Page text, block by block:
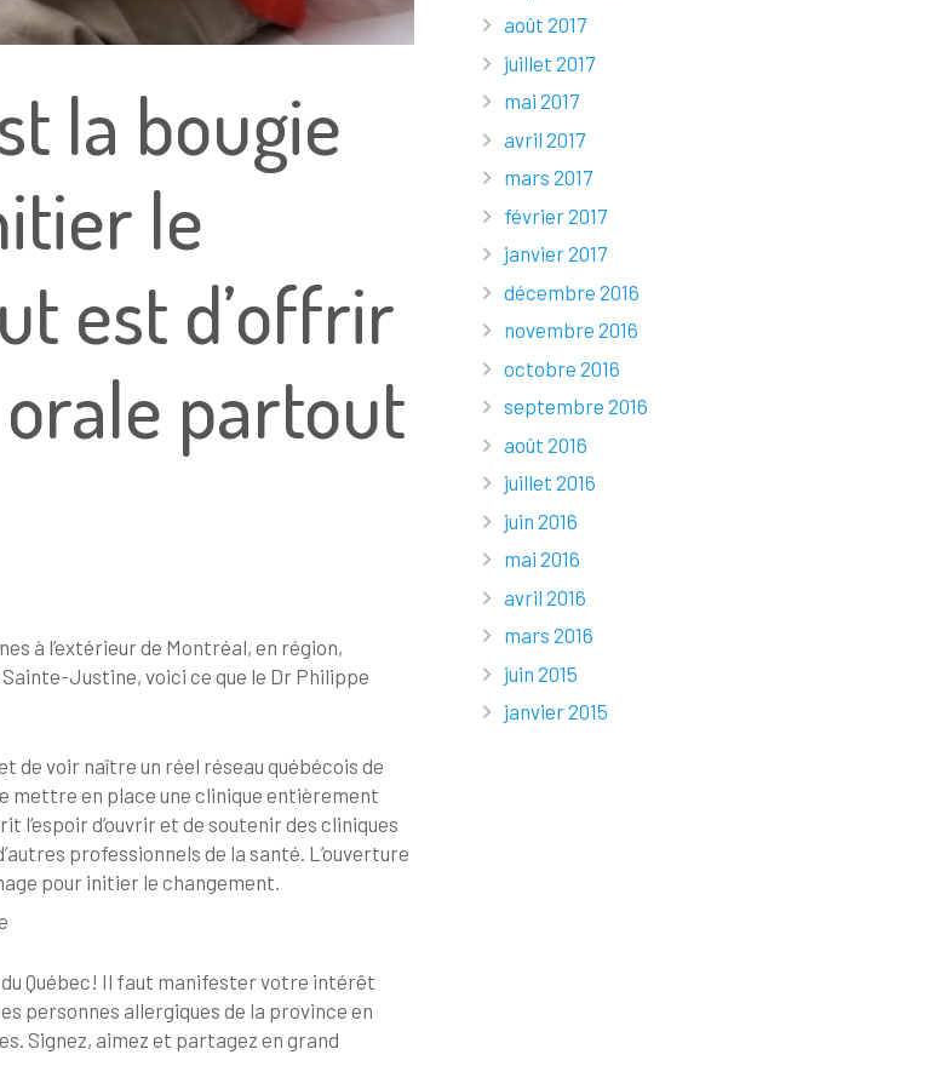
la bougie
le
est d’offrir
partout
à l’extérieur de Montréal, en région,
Justine, voici ce que le Dr Philippe
de voir naître un réel réseau québécois de
en place une clinique entièrement
l’espoir d’ouvrir et de soutenir des cliniques
professionnels de la santé. L’ouverture
pour initier le changement.
Québec! Il faut manifester votre intérêt
personnes allergiques de la province en
Signez, aimez et partagez en grand
août 2017
juillet 2017
mai 2017
avril 2017
mars 2017
février 2017
janvier 2017
décembre 2016
novembre 2016
octobre 2016
septembre 2016
août 2016
juillet 2016
juin 2016
mai 2016
avril 2016
mars 2016
juin 2015
janvier 2015